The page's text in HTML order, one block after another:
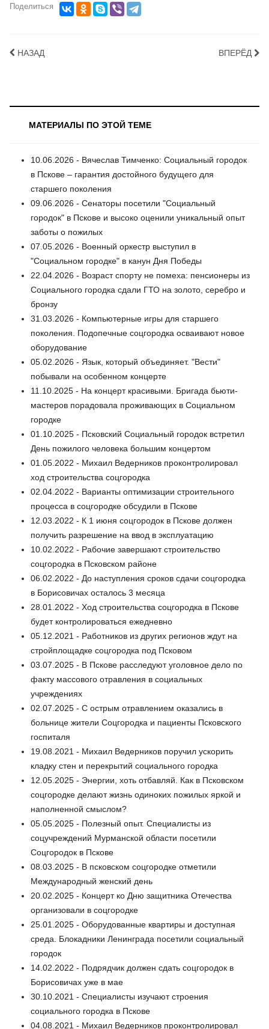
Поделиться
НАЗАД ВПЕРЁД
МАТЕРИАЛЫ ПО ЭТОЙ ТЕМЕ
10.06.2026 - Вячеслав Тимченко: Социальный городок
в Пскове – гарантия достойного будущего для
старшего поколения
09.06.2026 - Сенаторы посетили "Социальный
городок" в Пскове и высоко оценили уникальный опыт
заботы о пожилых
07.05.2026 - Военный оркестр выступил в
"Социальном городке" в канун Дня Победы
22.04.2026 - Возраст спорту не помеха: пенсионеры из
Социального городка сдали ГТО на золото, серебро и
бронзу
31.03.2026 - Компьютерные игры для старшего
поколения. Подопечные соцгородка осваивают новое
оборудование
05.02.2026 - Язык, который объединяет. "Вести"
побывали на особенном концерте
11.10.2025 - На концерт красивыми. Бригада бьюти-
мастеров порадовала проживающих в Социальном
городке
01.10.2025 - Псковский Социальный городок встретил
День пожилого человека большим концертом
01.05.2022 - Михаил Ведерников проконтролировал
ход строительства соцгородка
02.04.2022 - Варианты оптимизации строительного
процесса в соцгородке обсудили в Пскове
12.03.2022 - К 1 июня соцгородок в Пскове должен
получить разрешение на ввод в эксплуатацию
10.02.2022 - Рабочие завершают строительство
соцгородка в Псковском районе
06.02.2022 - До наступления сроков сдачи соцгородка
в Борисовичах осталось 3 месяца
28.01.2022 - Ход строительства соцгородка в Пскове
будет контролироваться ежедневно
05.12.2021 - Работников из других регионов ждут на
стройплощадке соцгородка под Псковом
03.07.2025 - В Пскове расследуют уголовное дело по
факту массового отравления в социальных
учреждениях
02.07.2025 - С острым отравлением оказались в
больнице жители Соцгородка и пациенты Псковского
госпиталя
19.08.2021 - Михаил Ведерников поручил ускорить
кладку стен и перекрытий социального городка
12.05.2025 - Энергии, хоть отбавляй. Как в Псковском
соцгородке делают жизнь одиноких пожилых яркой и
наполненной смыслом?
05.05.2025 - Полезный опыт. Специалисты из
соцучреждений Мурманской области посетили
Соцгородок в Пскове
08.03.2025 - В псковском соцгородке отметили
Международный женский день
20.02.2025 - Концерт ко Дню защитника Отечества
организовали в соцгородке
25.01.2025 - Оборудованные квартиры и доступная
среда. Блокадники Ленинграда посетили социальный
городок
14.02.2022 - Подрядчик должен сдать соцгородок в
Борисовичах уже в мае
30.10.2021 - Специалисты изучают строения
социального городка в Пскове
04.08.2021 - Михаил Ведерников проконтролировал